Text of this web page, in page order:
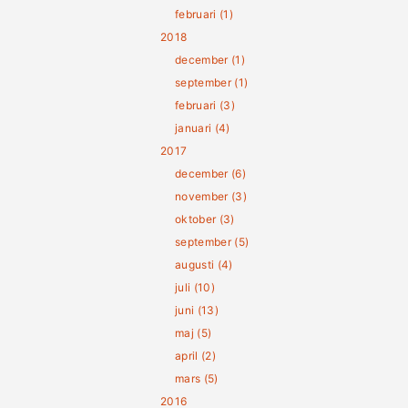
februari (1)
2018
december (1)
september (1)
februari (3)
januari (4)
2017
december (6)
november (3)
oktober (3)
september (5)
augusti (4)
juli (10)
juni (13)
maj (5)
april (2)
mars (5)
2016